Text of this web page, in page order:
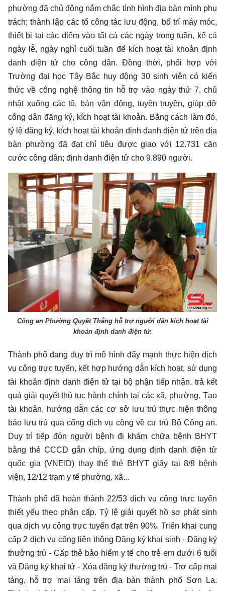
phường đã chủ động nắm chắc tình hình địa bàn mình phụ
trách; thành lập các tổ công tác lưu động, bố trí máy móc,
thiết bị tại các điểm vào tất cả các ngày trong tuần, kể cả
ngày lễ, ngày nghỉ cuối tuần để kích hoạt tài khoản định
danh điện tử cho công dân. Đồng thời, phối hợp với
Trường đại học Tây Bắc huy động 30 sinh viên có kiến
thức về công nghệ thông tin hỗ trợ vào ngày thứ 7, chủ
nhật xuống các tổ, bản vận động, tuyên truyền, giúp đỡ
công dân đăng ký, kích hoạt tài khoản. Bằng cách làm đó,
tỷ lệ đăng ký, kích hoạt tài khoản định danh điện tử trên địa
bàn phường đã đạt chỉ tiêu được giao với 12.731 căn
cước công dân; định danh điện tử cho 9.890 người.
Công an Phường Quyết Thắng hỗ trợ người dân kích hoạt tài
khoản định danh điện tử.
Thành phố đang duy trì mô hình đẩy mạnh thực hiện dịch
vụ công trực tuyến, kết hợp hướng dẫn kích hoạt, sử dụng
tài khoản định danh điện tử tại bộ phận tiếp nhận, trả kết
quả giải quyết thủ tục hành chính tại các xã, phường. Tạo
tài khoản, hướng dẫn các cơ sở lưu trú thực hiện thông
báo lưu trú qua cổng dịch vụ công về cư trú Bộ Công an.
Duy trì tiếp đón người bệnh đi khám chữa bệnh BHYT
bằng thẻ CCCD gắn chíp, ứng dụng định danh điện tử
quốc gia (VNEID) thay thế thẻ BHYT giấy tại 8/8 bệnh
viện, 12/12 trạm y tế phường, xã...
Thành phố đã hoàn thành 22/53 dịch vụ công trực tuyến
thiết yếu theo phân cấp. Tỷ lệ giải quyết hồ sơ phát sinh
qua dịch vụ công trực tuyến đạt trên 90%. Triển khai cung
cấp 2 dịch vụ công liên thông Đăng ký khai sinh - Đăng ký
thường trú - Cấp thẻ bảo hiểm y tế cho trẻ em dưới 6 tuổi
và Đăng ký khai tử - Xóa đăng ký thường trú - Trợ cấp mai
táng, hỗ trợ mai táng trên địa bàn thành phố Sơn La.